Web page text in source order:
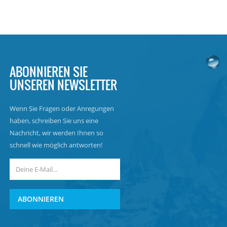
ABONNIEREN SIE
UNSEREN NEWSLETTER
Wenn Sie Fragen oder Anregungen
haben, schreiben Sie uns eine
Nachricht, wir werden Ihnen so
schnell wie möglich antworten!
ABONNIEREN